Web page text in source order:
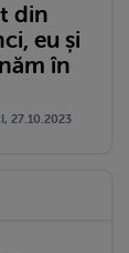
din
eu și
în
27.10.2023